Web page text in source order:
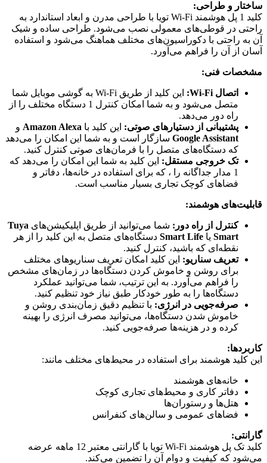
ساختار و طراحی:
کلید 1 پل هوشمند Wi-Fi تویا با طراحی مدرن و ابعاد استاندارد به
راحتی در قوطی‌های معمولی نصب می‌شود. طراحی ساده و شیک
آن به راحتی با دکوراسیون‌های مختلف هماهنگ می‌شود و استفاده
آسان از آن را فراهم می‌آورد.
مشخصات فنی:
اتصال Wi-Fi:
این کلید از طریق Wi-Fi به گوشی موبایل شما
متصل می‌شود و به شما امکان کنترل 1 دستگاه مختلف را از
راه دور می‌دهد.
پشتیبانی از دستیارهای صوتی: این کلید با Amazon Alexa و
Google Assistant سازگار است و به شما این امکان را می‌دهد
که دستگاه‌های متصل را با فرمان‌های صوتی کنترل کنید.
تک خروجی مستقل: این کلید به شما این امکان را می‌دهد که
1 مدار جداگانه را ، که برای استفاده در خانه‌ها، دفاتر و
فضاهای کوچک تجاری بسیار مناسب است.
قابلیت‌های هوشمند:
کنترل از راه دور: شما می‌توانید از طریق اپلیکیشن‌های Tuya
Smart یا Smart Life دستگاه‌های متصل به این کلید را از هر
نقطه‌ای که باشید، کنترل کنید.
تعریف سناریو: این کلید امکان تعریف سناریوهای مختلف
برای روشن و خاموش کردن دستگاه‌ها در زمان‌های مشخص
را فراهم می‌آورد. به این ترتیب، شما می‌توانید عملکرد
دستگاه‌ها را به طور خودکار طبق نیاز خود تنظیم کنید.
صرفه‌جویی در انرژی: با تنظیم دقیق زمان‌بندی روشن و
خاموش شدن دستگاه‌ها، می‌توانید مصرف انرژی را بهینه
کرده و در هزینه‌ها صرفه‌جویی کنید.
کاربردها:
این کلید هوشمند برای استفاده در محیط‌های مختلف مانند:
خانه‌های هوشمند
دفاتر کاری و محیط‌های تجاری کوچک
هتل‌ها و رستوران‌ها
فضاهای عمومی و سالن‌های کنفرانس
گارانتی:
کلید تک پل هوشمند Wi-Fi تویا با گارانتی معتبر 12 ماهه عرضه
می‌شود که کیفیت و دوام آن را تضمین می‌کند.